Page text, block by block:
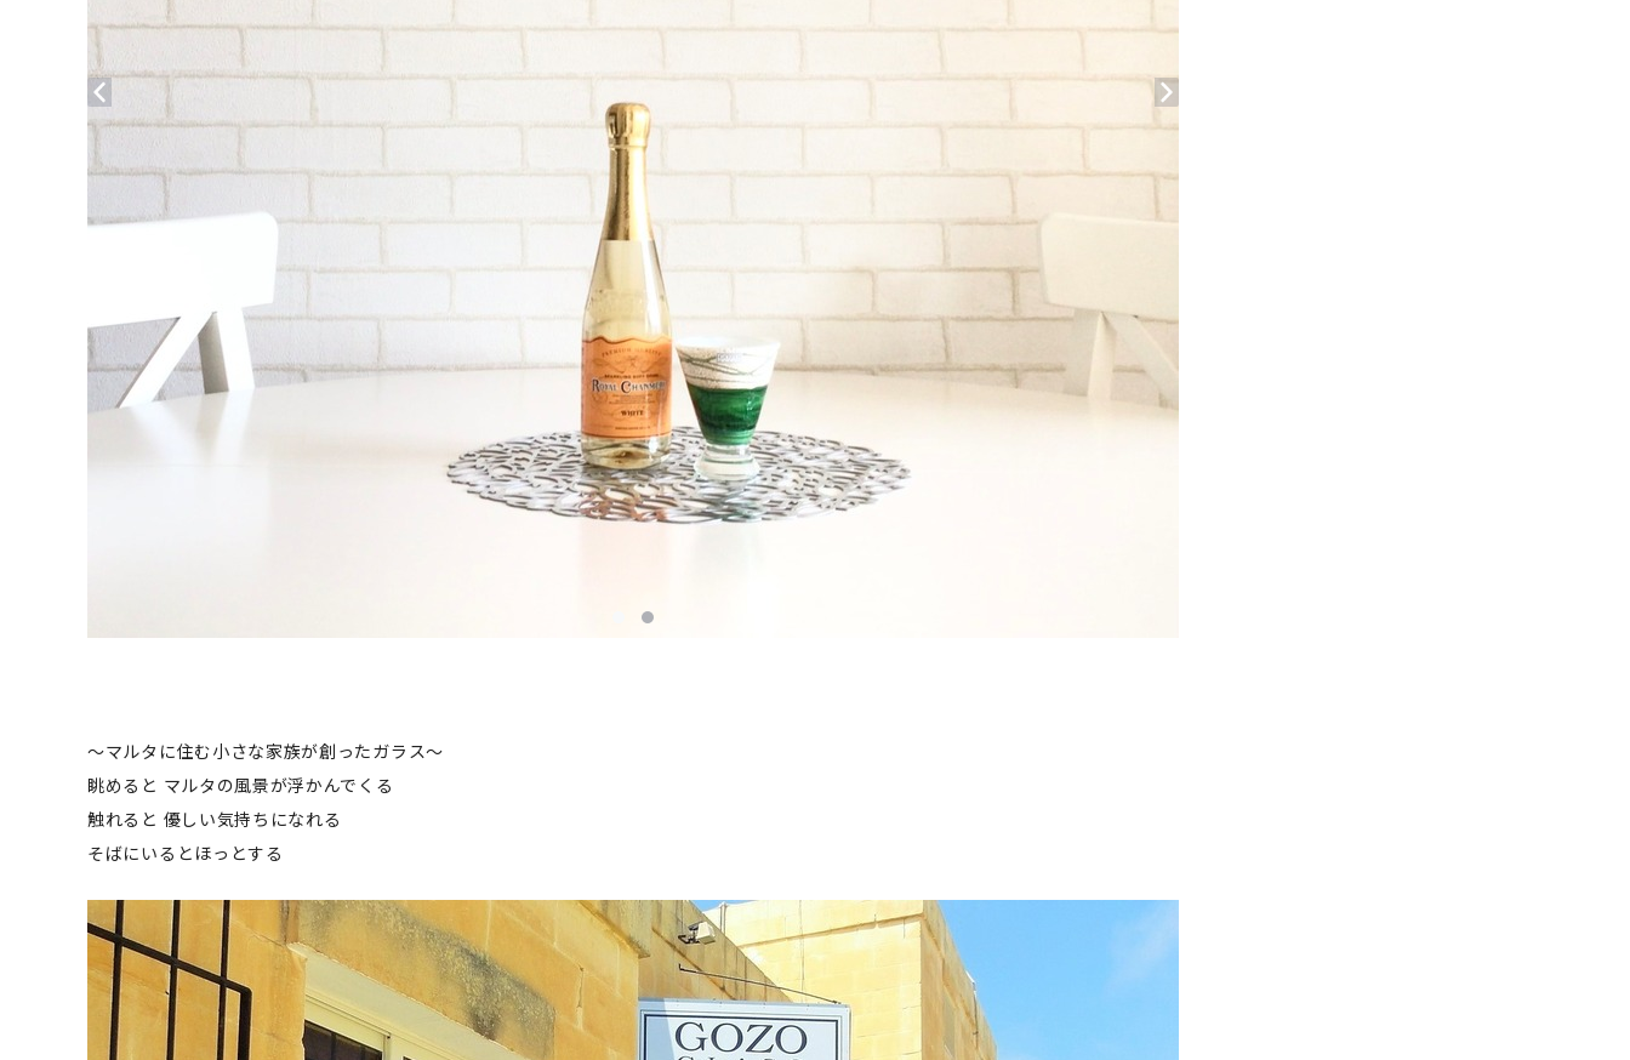
～マルタに住む小さな家族が創ったガラス～
眺めると マルタの風景が浮かんでくる
触れると 優しい気持ちになれる
そばにいるとほっとする